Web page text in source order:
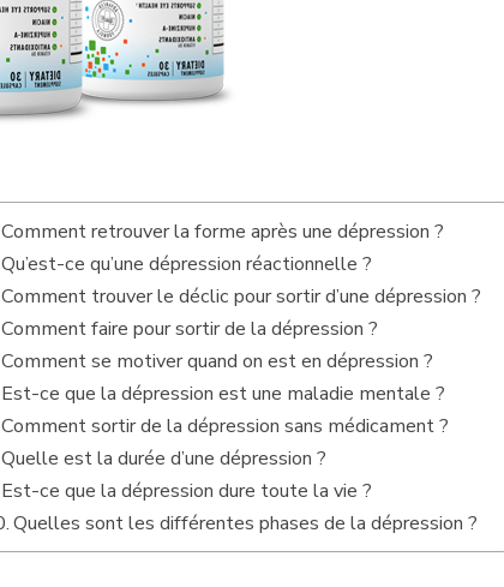
Comment retrouver la forme après une dépression ?
Qu’est-ce qu’une dépression réactionnelle ?
Comment trouver le déclic pour sortir d’une dépression ?
Comment faire pour sortir de la dépression ?
Comment se motiver quand on est en dépression ?
Est-ce que la dépression est une maladie mentale ?
Comment sortir de la dépression sans médicament ?
Quelle est la durée d’une dépression ?
Est-ce que la dépression dure toute la vie ?
Quelles sont les différentes phases de la dépression ?